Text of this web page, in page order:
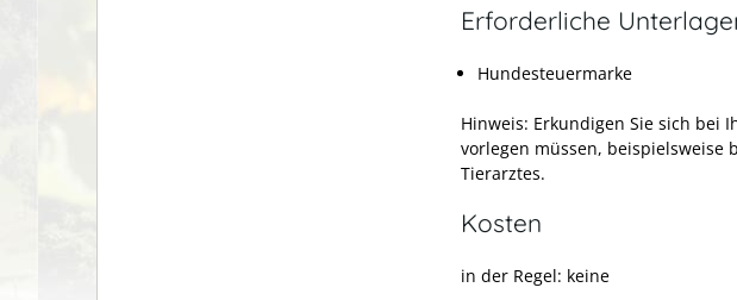
Erforderliche
Hundesteuermarke
Hinweis: Erkundigen Sie sich bei
vorlegen müssen, beispielsweise
Tierarztes.
Kosten
in der Regel: keine